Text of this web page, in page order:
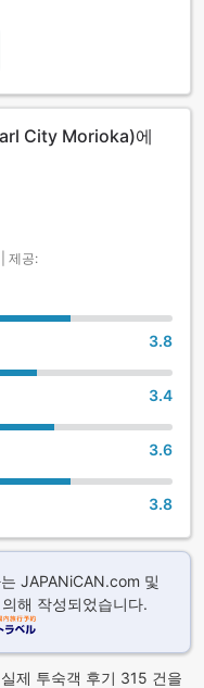
선정된 모리오카시에
설까지의 소요 시간]
약 4분, 도보 약 11분
약 18분
, 도보 약 18분
: 도보 약 2분
City Morioka)에
제공:
3.8
3.4
3.6
3.8
JAPANiCAN.com 및
해 작성되었습니다.
제 투숙객 후기 315 건을